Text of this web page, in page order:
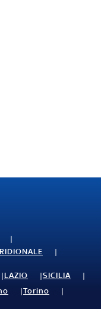
LAZIO
SICILIA
Torino